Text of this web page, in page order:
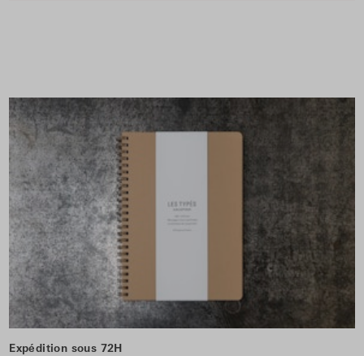
Expédition sous 72H